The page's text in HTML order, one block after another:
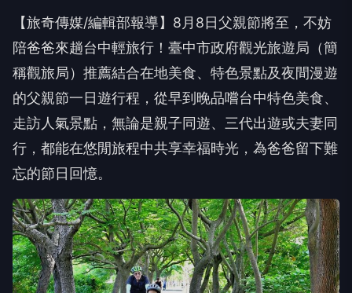
【旅奇傳媒/編輯部報導】8月8日父親節將至，不妨
陪爸爸來趟台中輕旅行！臺中市政府觀光旅遊局（簡
稱觀旅局）推薦結合在地美食、特色景點及夜間漫遊
的父親節一日遊行程，從早到晚品嚐台中特色美食、
走訪人氣景點，無論是親子同遊、三代出遊或夫妻同
行，都能在悠閒旅程中共享幸福時光，為爸爸留下難
忘的節日回憶。